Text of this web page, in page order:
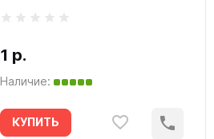
1 р.
Наличие:
КУПИТЬ